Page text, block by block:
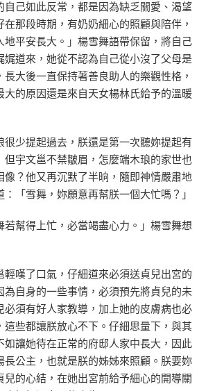
自己如此反常，都是因為缺乏關愛、渴望
在那段時期，有奶奶細心的照顧與陪伴，
地平安長大。」楊雪舞語帶保留，將自己
娓道來，她從不認為自己從小沒了父母是
長大後一直保持著善良助人的樂觀性格，
大的原因還是來自天女楊林氏給予的溫暖
很少提起過去，朕還是第一次聽妳提起有
但宇文邕不禁皺眉，怎麼端木琅的家世也
像？他又再沉默了半晌，隨即神情嚴肅地
「雪舞，妳願意再幫朕一個大忙嗎？」
若幫得上忙，必當竭盡心力。」楊雪舞想
嘆了口氣，仔細道來必須送貞兒出宮的
為自身的一些事情，必須預先將貞兒的未
必須有好人家教導，加上她的皮膚病也必
這些都讓朕放心不下。仔細思量下，與其
如讓她待在正常的府邸人家中長大，因此
長公主，也就是朕的姊姊來照顧。朕要妳
兒的心結，在她出宮前給予細心的開導關